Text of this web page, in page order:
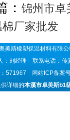
： 锦州市卓
厂家批发
美斯橡塑保温材料有
：刘经理 联系电话：
：571967 网站ICP备案
详细的本溪市卓美斯b1